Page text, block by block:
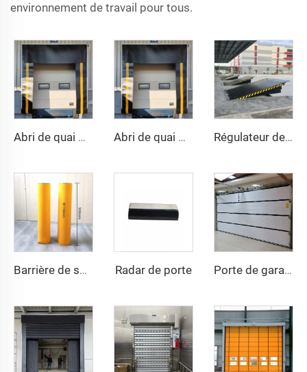
environnement de travail pour tous.
Abri de quai mécanique Abri de quai mécanique Régulateur de quai
Barrière de sécurité Radar de porte Porte de garage